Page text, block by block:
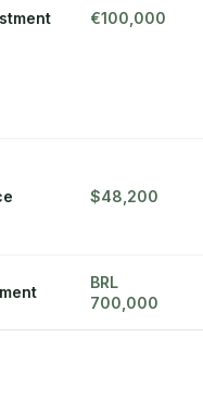
€100,000
$48,200
BRL
700,000